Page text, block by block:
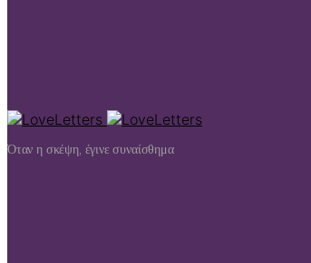
Όταν η σκέψη, έγινε συναίσθημα